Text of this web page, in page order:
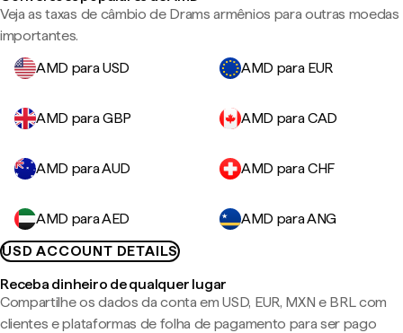
Veja as taxas de câmbio de Drams armênios para outras moedas
importantes.
AMD para USD
AMD para EUR
AMD para GBP AMD para CAD
AMD para AUD AMD para CHF
AMD para AED
AMD para ANG
USD ACCOUNT DETAILS
Receba dinheiro de qualquer lugar
Compartilhe os dados da conta em USD, EUR, MXN e BRL com
clientes e plataformas de folha de pagamento para ser pago